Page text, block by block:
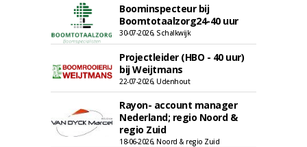
Boominspecteur bij
Boomtotaalzorg24-40 uur
30-07-2026, Schalkwijk
Projectleider (HBO - 40 uur)
bij Weijtmans
22-07-2026, Udenhout
Rayon- account manager
Nederland; regio Noord &
regio Zuid
18-06-2026, Noord & regio Zuid